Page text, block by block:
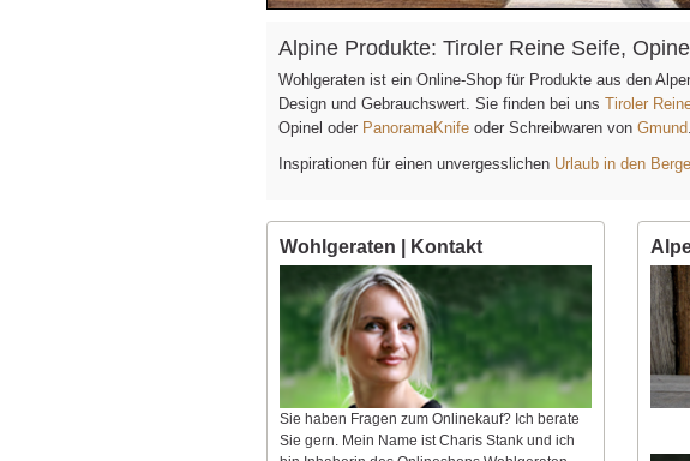
Alpine Produkte: Tiroler Reine Seife,
Wohlgeraten ist ein Online-Shop für Produkte aus den
Design und Gebrauchswert. Sie finden bei uns Tiroler
Opinel oder PanoramaKnife oder Schreibwaren von Gmund
Inspirationen für einen unvergesslichen Urlaub in den
Wohlgeraten | Kontakt
Sie haben Fragen zum Onlinekauf? Ich berate
Sie gern. Mein Name ist Charis Stank und ich